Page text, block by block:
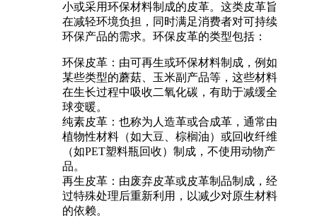
小或采用环保材料制成的皮革。这类皮革旨
在减轻环境负担，同时满足消费者对可持续
环保产品的需求。环保皮革的类型包括：
环保皮革：由可再生或环保材料制成，例如
某些类型的蘑菇、玉米副产品等，这些材料
在生长过程中吸收二氧化碳，有助于减缓全
球变暖。
纯素皮革：也称为人造革或合成革，通常由
植物性材料（如大豆、棕榈油）或回收纤维
（如PET塑料瓶回收）制成，不使用动物产
品。
再生皮革：由废弃皮革或皮革制品制成，经
过特殊处理后重新利用，以减少对原生材料
的依赖。